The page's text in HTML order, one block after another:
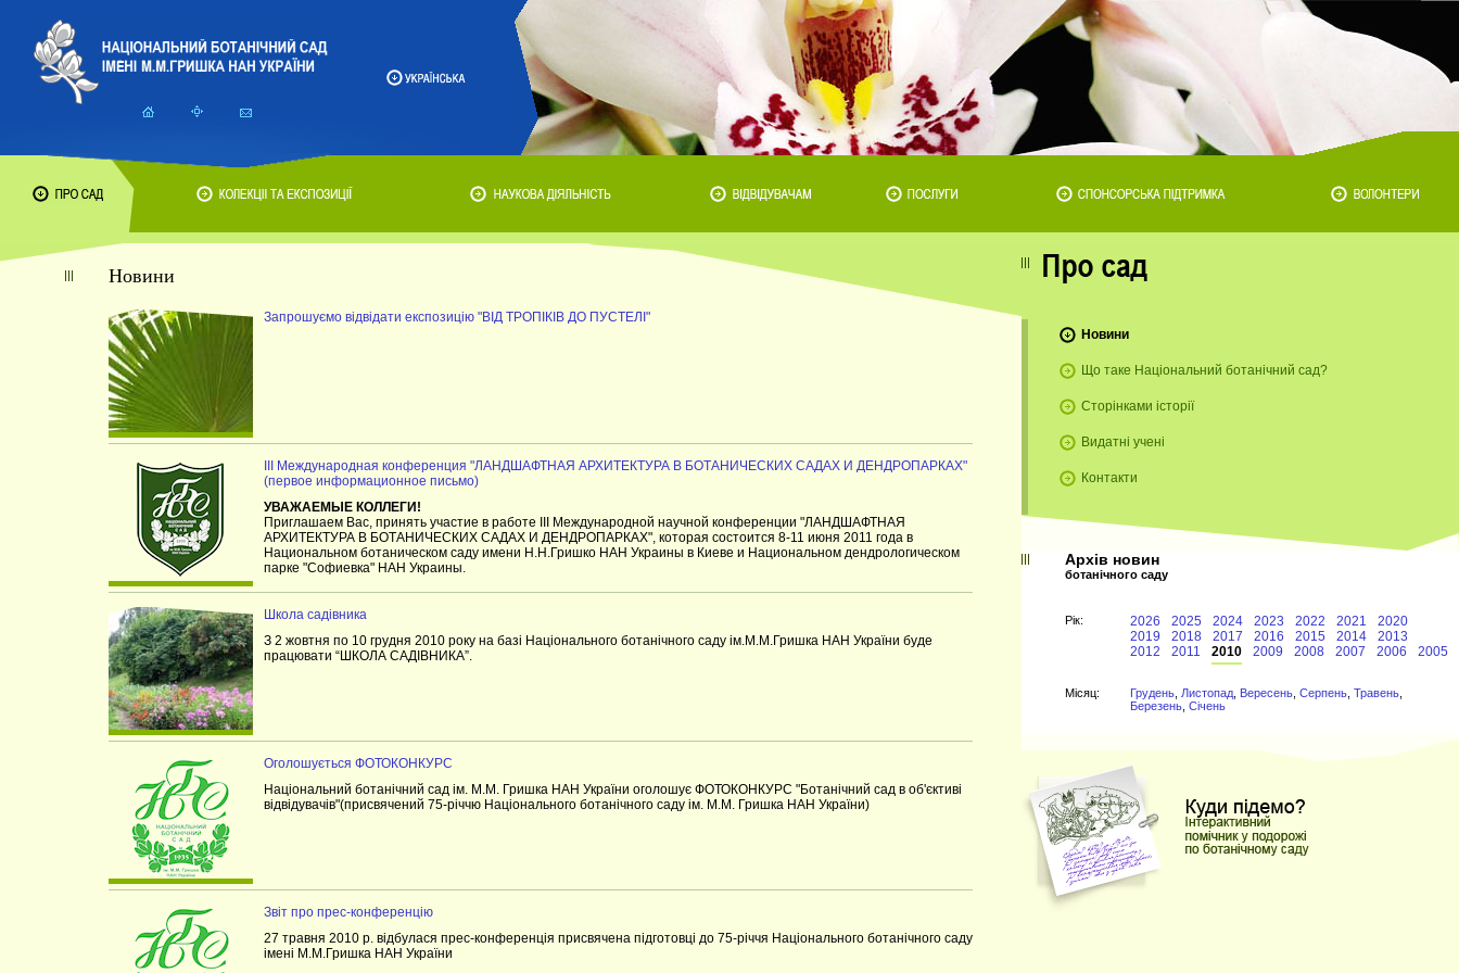
Новини
Запрошуємо відвідати експозицію "ВІД ТРОПІКІВ ДО ПУСТЕЛІ"
III Международная конференция "ЛАНДШАФТНАЯ АРХИТЕКТУРА В БОТАНИЧЕСКИХ САДАХ И ДЕНДРОПАРКАХ"
(первое информационное письмо)
УВАЖАЕМЫЕ КОЛЛЕГИ!
Приглашаем Вас, принять участие в работе III Международной научной конференции "ЛАНДШАФТНАЯ
АРХИТЕКТУРА В БОТАНИЧЕСКИХ САДАХ И ДЕНДРОПАРКАХ", которая состоится 8-11 июня 2011 года в
Национальном ботаническом саду имени Н.Н.Гришко НАН Украины в Киеве и Национальном дендрологическом
парке "Софиевка" НАН Украины.
Школа садівника
З 2 жовтня по 10 грудня 2010 року на базі Національного ботанічного саду ім.М.М.Гришка НАН України буде
працювати “ШКОЛА САДІВНИКА”.
Оголошується ФОТОКОНКУРС
Національний ботанічний сад ім. М.М. Гришка НАН України оголошує ФОТОКОНКУРС "Ботанічний сад в об'єктиві
відвідувачів"(присвячений 75-річчю Національного ботанічного саду ім. М.М. Гришка НАН України)
Звіт про прес-конференцію
27 травня 2010 р. відбулася прес-конференція присвячена підготовці до 75-річчя Національного ботанічного саду
імені М.М.Гришка НАН України
Новини
Що таке Національний ботанічний сад?
Сторінками історії
Видатні учені
Контакти
Архів новин
ботанічного саду
Рiк: 2026 2025 2024 2023 2022 2021
2020
2019
2018 2017 2016 2015 2014
2013
2012
2011 2010 2009 2008 2007 2006 2005
Мiсяц: Грудень Листопад Вересень Серпень Травень
Березень Січень